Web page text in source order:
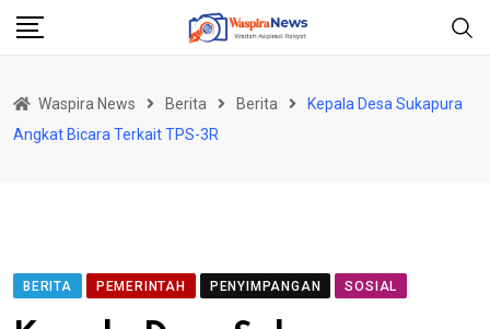
Skip
Waspira News Berita Berita
Kepala Desa Sukapura
Angkat Bicara Terkait TPS-3R
BERITA PEMERINTAH PENYIMPANGAN SOSIAL